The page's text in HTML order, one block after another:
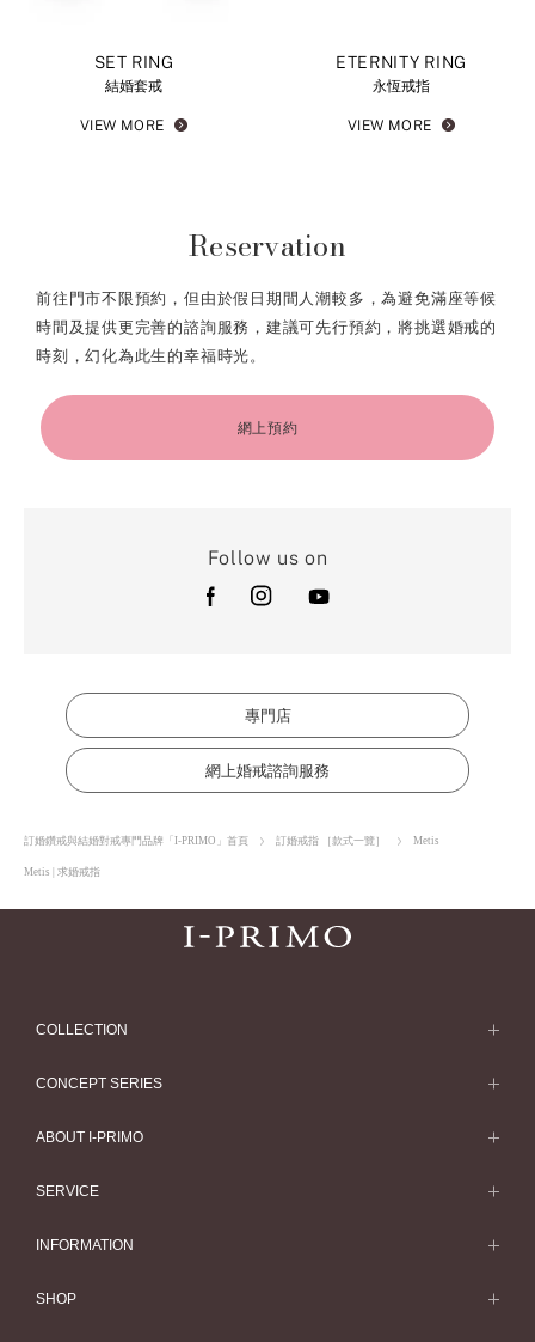
SET RING
結婚套戒
VIEW MORE
ETERNITY RING
永恆戒指
VIEW MORE
Reservation
前往門市不限預約，但由於假日期間人潮較多，為避免滿座等候
時間及提供更完善的諮詢服務，建議可先行預約，將挑選婚戒的
時刻，幻化為此生的幸福時光。
網上預約
Follow us on
專門店
網上婚戒諮詢服務
訂婚鑽戒與結婚對戒專門品牌「I-PRIMO」首頁 訂婚戒指 ［款式一覽］ Metis
Metis | 求婚戒指
COLLECTION
結婚套戒
結婚套戒一覽
CONCEPT SERIES
HATSUSORA
ABOUT I-PRIMO
SERVICE
INFORMATION
SHOP